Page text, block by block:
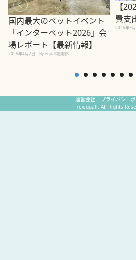
国内最大のペットイベント
「インターペット2026」会
場レポート【最新情報】
2026年4月2日 By equall編集部
【
費支
2026年3
運営会社
プライバシー
(c)equall. All Rights